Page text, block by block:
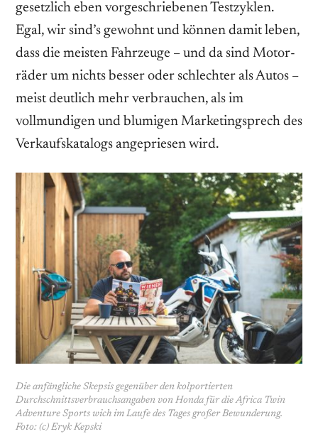
gesetzlich eben vorgeschriebenen Testzyklen.
Egal, wir sind’s gewohnt und können damit leben,
dass die meisten Fahrzeuge – und da sind Motor­
räder um nichts besser oder schlechter als Autos –
meist ­deutlich mehr verbrauchen, als im
vollmundigen und blumigen Marketingsprech des
Verkaufs­katalogs angepriesen wird.
Die anfängliche Skepsis gegenüber den kolportierten
Durchschnittsverbrauchsangaben von Honda für die Africa Twin
Adventure Sports wich im Laufe des Tages großer ­Bewunderung.
Foto: (c) Eryk Kepski